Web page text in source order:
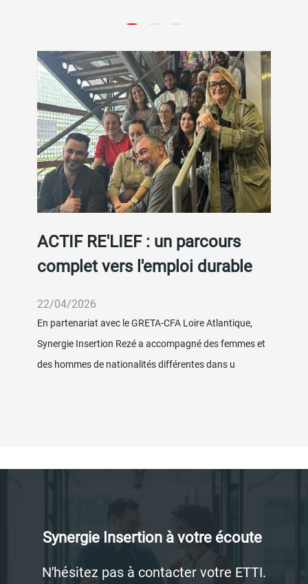
ACTIF RE'LIEF : un parcours
complet vers l'emploi durable
22/04/2026
En partenariat avec le GRETA-CFA Loire Atlantique,
Synergie Insertion Rezé a accompagné des femmes et
des hommes de nationalités différentes dans u
DescriptionSynergie Insertion à votre écoute
N'hésitez pas à contacter votre ETTI.